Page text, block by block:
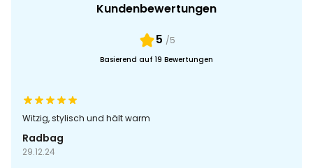
Kundenbewertungen
5 /5
Basierend auf 19 Bewertungen
Witzig, stylisch und hält warm
Radbag
29.12.24